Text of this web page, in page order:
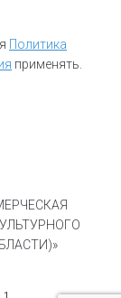
Политика
применять.